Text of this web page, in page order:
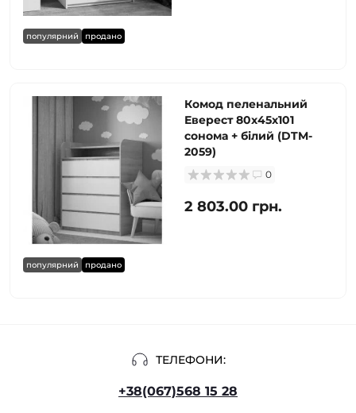
популярний продано
популярний продано
Комод пеленальний
Еверест 80х45х101
сонома + білий (DTM-
2059)
0
2 803.00 грн.
ТЕЛЕФОНИ:
+38(067)568 15 28